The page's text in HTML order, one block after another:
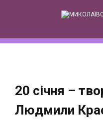
20 січня –
Людмили